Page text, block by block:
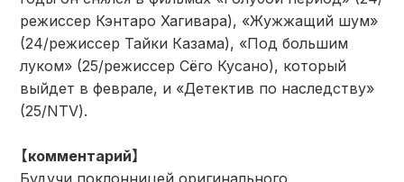
режиссер Кэнтаро Хагивара), «Жужжащий шум»
(24/режиссер Тайки Казама), «Под большим
луком» (25/режиссер Сёго Кусано), который
выйдет в феврале, и «Детектив по наследству»
(25/NTV).
【комментарий】
Будучи поклонницей оригинального